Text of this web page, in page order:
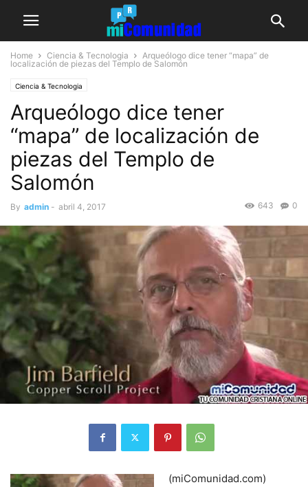
Home Ciencia & Tecnologia
Arqueólogo dice tener “mapa” de
localización de piezas del Templo de Salomón
Ciencia & Tecnologia
Arqueólogo dice tener
“mapa” de localización de
piezas del Templo de
Salomón
By admin - abril 4, 2017 0
643
(miComunidad.com)